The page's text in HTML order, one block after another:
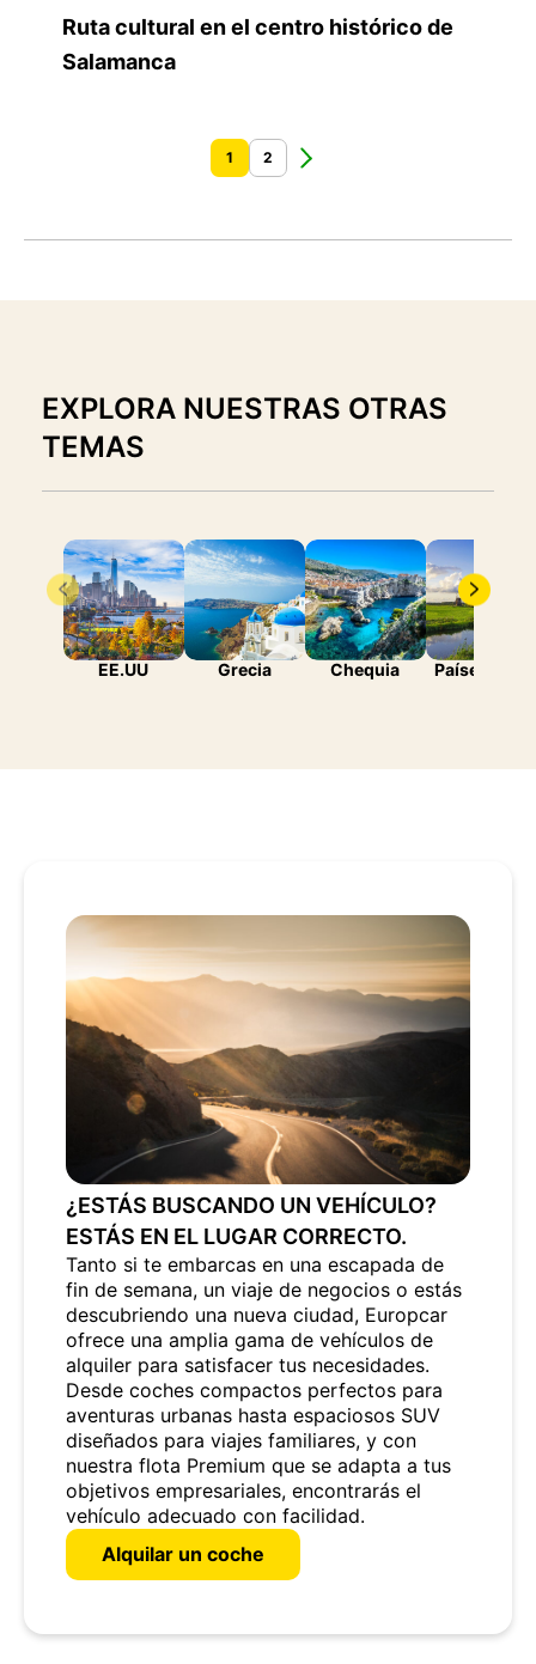
Ruta cultural en el centro histórico de
Salamanca
1 2
EXPLORA NUESTRAS OTRAS
TEMAS
EE.UU Grecia Chequia Países Bajos
¿ESTÁS BUSCANDO UN VEHÍCULO?
ESTÁS EN EL LUGAR CORRECTO.
Tanto si te embarcas en una escapada de
fin de semana, un viaje de negocios o estás
descubriendo una nueva ciudad, Europcar
ofrece una amplia gama de vehículos de
alquiler para satisfacer tus necesidades.
Desde coches compactos perfectos para
aventuras urbanas hasta espaciosos SUV
diseñados para viajes familiares, y con
nuestra flota Premium que se adapta a tus
objetivos empresariales, encontrarás el
vehículo adecuado con facilidad.
Alquilar un coche